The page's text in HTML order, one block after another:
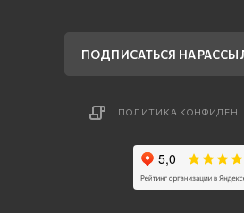
ПОДПИСАТЬСЯ НА
ПОЛИТИКА